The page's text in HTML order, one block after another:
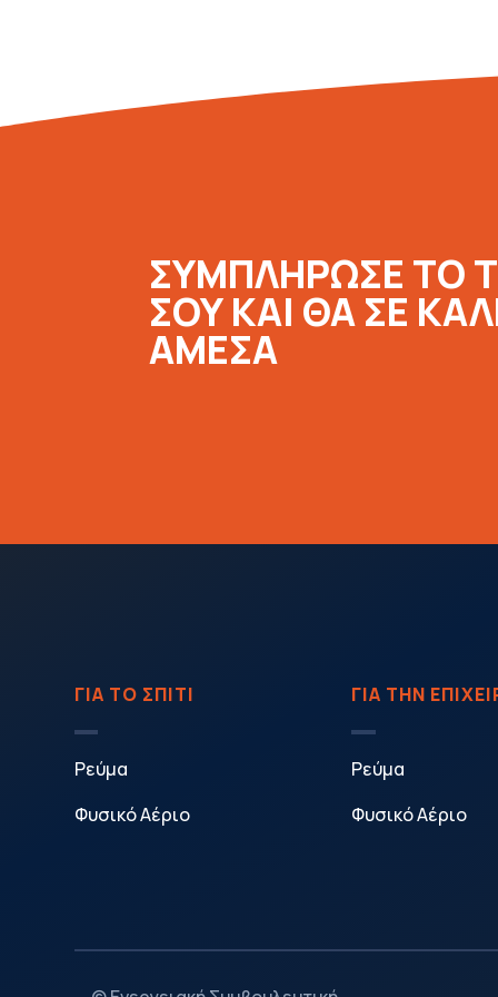
ΣΥΜΠΛΗΡΩΣΕ ΤΟ
ΣΟΥ ΚΑΙ ΘΑ ΣΕ
ΑΜΕΣΑ
ΓΙΑ ΤΟ ΣΠΙΤΙ
Ρεύμα
Φυσικό Αέριο
ΓΙΑ ΤΗΝ
Ρεύμα
Φυσικό Αέριο